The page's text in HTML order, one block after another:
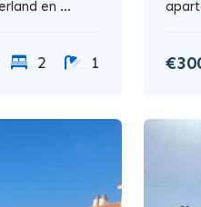
en ...
2 1